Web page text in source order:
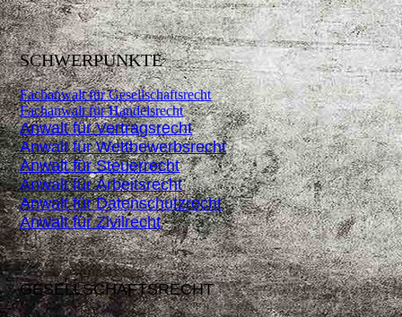
SCHWERPUNKTE
Fachanwalt für Gesellschaftsrecht
Fachanwalt für Handelsrecht
Anwalt für Vertragsrecht
Anwalt für Wettbewerbsrecht
Anwalt für Steuerrecht
Anwalt für Arbeitsrecht
Anwalt für Datenschutzrecht
Anwalt für Zivilrecht
GESELLSCHAFTSRECHT